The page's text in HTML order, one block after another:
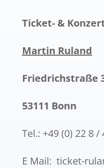
Ticket- &
Martin Ruland
Friedrichstraße
53111 Bonn
Tel.: +49 (0) 22 8 /
E Mail: ticket-